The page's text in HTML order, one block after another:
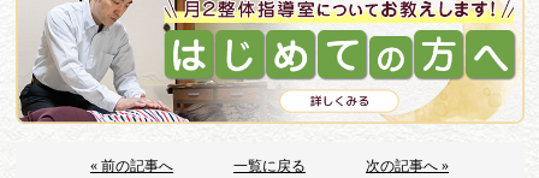
« 前の記事へ 一覧に戻る 次の記事へ »